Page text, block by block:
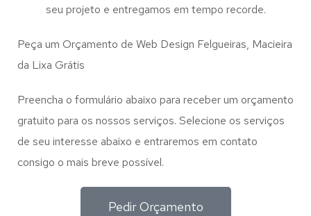
seu projeto e entregamos em tempo recorde.
Peça um Orçamento de Web Design Felgueiras, Macieira
da Lixa Grátis
Preencha o formulário abaixo para receber um orçamento
gratuito para os nossos serviços. Selecione os serviços
de seu interesse abaixo e entraremos em contato
consigo o mais breve possível.
Pedir Orçamento